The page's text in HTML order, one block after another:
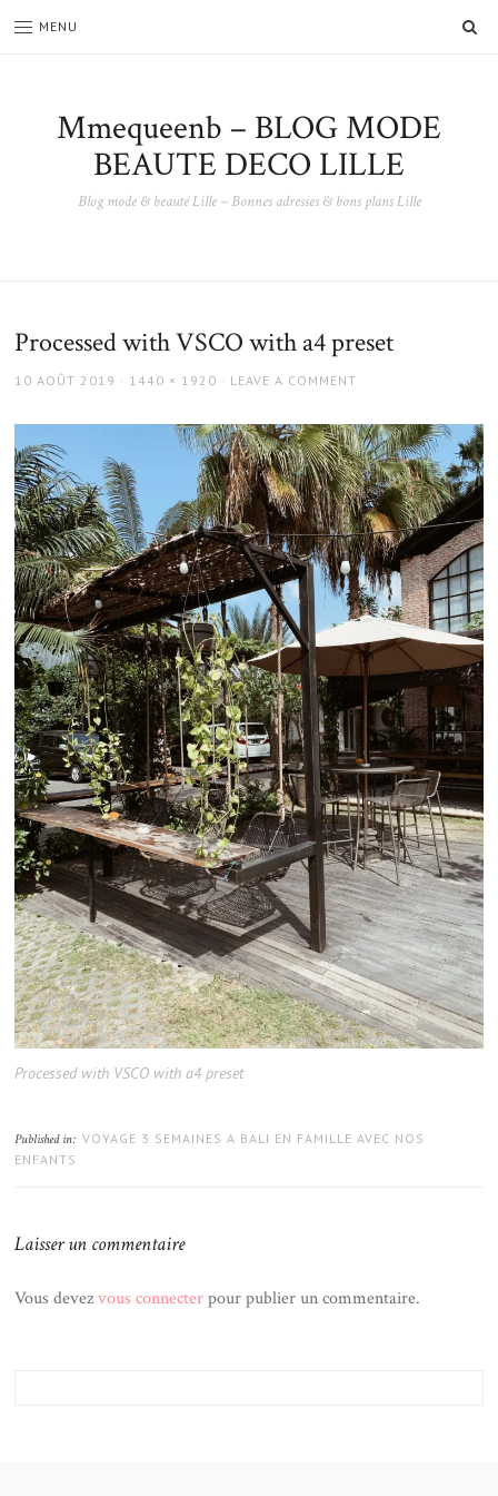
MENU
Mmequeenb – BLOG MODE
BEAUTE DECO LILLE
Blog mode & beauté Lille – Bonnes adresses & bons plans Lille
Processed with VSCO with a4 preset
POSTED
10 AOÛT 2019
FULL
1440 × 1920 LEAVE A COMMENT
Processed with VSCO with a4 preset
Published in: VOYAGE 3 SEMAINES A BALI EN FAMILLE AVEC NOS
ENFANTS
Laisser un commentaire
Vous devezvous connecterpour publier un commentaire.